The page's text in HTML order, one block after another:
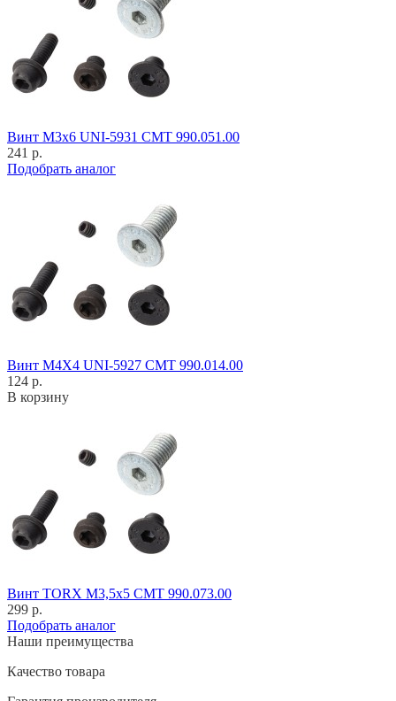
Винт M3x6 UNI-5931 CMT 990.051.00
241 р.
Подобрать аналог
Винт M4X4 UNI-5927 CMT 990.014.00
124 р.
В корзину
Винт TORX M3,5x5 CMT 990.073.00
299 р.
Подобрать аналог
Наши преимущества
Качество товара